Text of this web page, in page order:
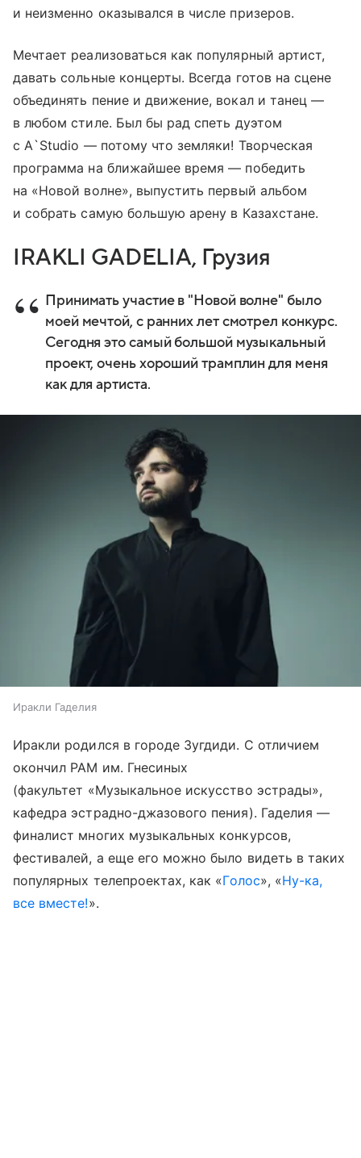
и неизменно оказывался в числе призеров.
Мечтает реализоваться как популярный артист,
давать сольные концерты. Всегда готов на сцене
объединять пение и движение, вокал и танец —
в любом стиле. Был бы рад спеть дуэтом
с A`Studio — потому что земляки! Творческая
программа на ближайшее время — победить
на «Новой волне», выпустить первый альбом
и собрать самую большую арену в Казахстане.
IRAKLI GADELIA, Грузия
Принимать участие в "Новой волне" было
моей мечтой, с ранних лет смотрел конкурс.
Сегодня это самый большой музыкальный
проект, очень хороший трамплин для меня
как для артиста.
Иракли Гаделия
Иракли родился в городе Зугдиди. С отличием
окончил РАМ им. Гнесиных
(факультет «Музыкальное искусство эстрады»,
кафедра эстрадно-джазового пения). Гаделия —
финалист многих музыкальных конкурсов,
фестивалей, а еще его можно было видеть в таких
популярных телепроектах, как «Голос», «Ну-ка,
все вместе!».